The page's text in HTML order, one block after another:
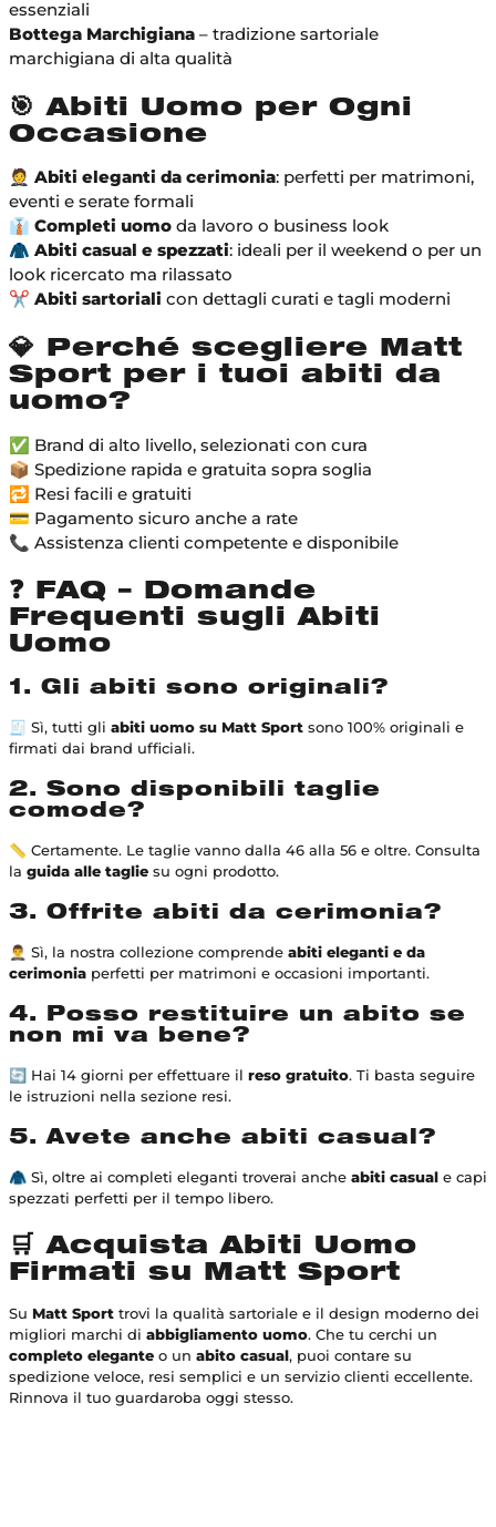
essenziali
Bottega Marchigiana – tradizione sartoriale
marchigiana di alta qualità
🎯 Abiti Uomo per Ogni
Occasione
🤵 Abiti eleganti da cerimonia: perfetti per matrimoni,
eventi e serate formali
👔 Completi uomo da lavoro o business look
🧥 Abiti casual e spezzati: ideali per il weekend o per un
look ricercato ma rilassato
✂️ Abiti sartoriali con dettagli curati e tagli moderni
💎 Perché scegliere Matt
Sport per i tuoi abiti da
uomo?
✅ Brand di alto livello, selezionati con cura
📦 Spedizione rapida e gratuita sopra soglia
🔁 Resi facili e gratuiti
💳 Pagamento sicuro anche a rate
📞 Assistenza clienti competente e disponibile
❓ FAQ – Domande
Frequenti sugli Abiti
Uomo
1. Gli abiti sono originali?
🧾 Sì, tutti gli abiti uomo su Matt Sport sono 100% originali e
firmati dai brand ufficiali.
2. Sono disponibili taglie
comode?
📏 Certamente. Le taglie vanno dalla 46 alla 56 e oltre. Consulta
la guida alle taglie su ogni prodotto.
3. Offrite abiti da cerimonia?
🤵‍♂️ Sì, la nostra collezione comprende abiti eleganti e da
cerimonia perfetti per matrimoni e occasioni importanti.
4. Posso restituire un abito se
non mi va bene?
🔄 Hai 14 giorni per effettuare il reso gratuito. Ti basta seguire
le istruzioni nella sezione resi.
5. Avete anche abiti casual?
🧥 Sì, oltre ai completi eleganti troverai anche abiti casual e capi
spezzati perfetti per il tempo libero.
🛒 Acquista Abiti Uomo
Firmati su Matt Sport
Su Matt Sport trovi la qualità sartoriale e il design moderno dei
migliori marchi di abbigliamento uomo. Che tu cerchi un
completo elegante o un abito casual, puoi contare su
spedizione veloce, resi semplici e un servizio clienti eccellente.
Rinnova il tuo guardaroba oggi stesso.